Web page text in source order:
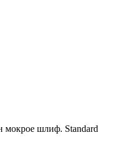
шлиф. Standard